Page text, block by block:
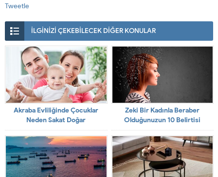
Tweetle
İLGİNİZİ ÇEKEBİLECEK DİĞER KONULAR
Akraba Evliliğinde Çocuklar
Neden Sakat Doğar
Zeki Bir Kadınla Beraber
Olduğunuzun 10 Belirtisi